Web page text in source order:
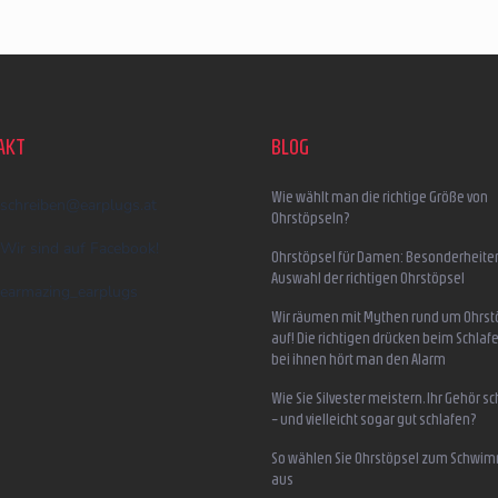
schreiben @ earplugs.at
Wir sind auf Facebook!
earmazing_earplugs
BLOG
Wie wählt man die richtige Größe von
Ohrstöpseln?
Ohrstöpsel für Damen:
Auswahl der richtigen Ohrstöpsel
Wir räumen mit Mythen rund um
auf! Die richtigen drücken beim
bei ihnen hört man den Alarm
Wie Sie Silvester meistern, Ihr Gehör
– und vielleicht sogar gut schlafen?
So wählen Sie Ohrstöpsel zum
aus